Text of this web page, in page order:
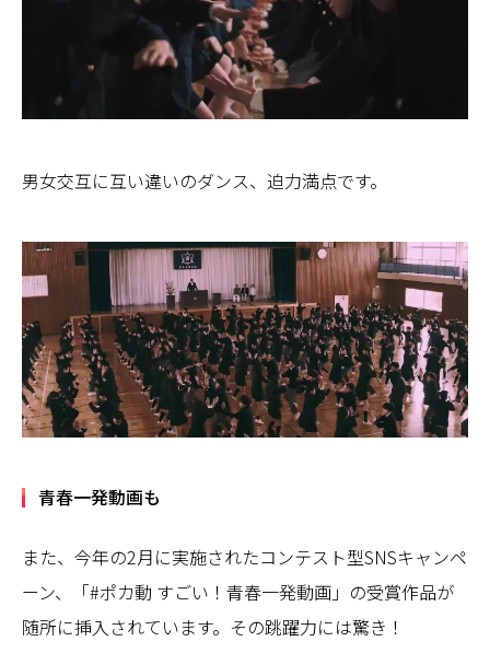
男女交互に互い違いのダンス、迫力満点です。
青春一発動画も
また、今年の2月に実施されたコンテスト型SNSキャンペ
ーン、「#ポカ動 すごい！青春一発動画」の受賞作品が
随所に挿入されています。その跳躍力には驚き！